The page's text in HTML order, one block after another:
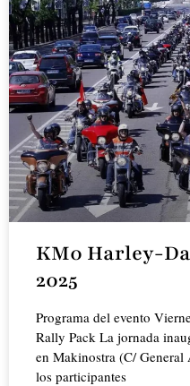
KM0 Harley-
2025
Programa del evento
Rally Pack La jornada
en Makinostra (C/
los participantes